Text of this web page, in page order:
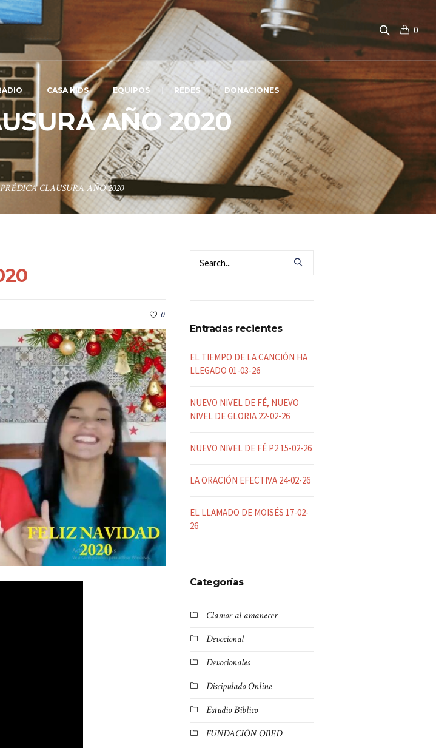
0
CASA KIDS EQUIPOS REDES DONACIONES
AÑO 2020
PRÉDICA CLAUSURA AÑO 2020
0
Entradas recientes
EL TIEMPO DE LA CANCIÓN HA
LLEGADO 01-03-26
NUEVO NIVEL DE FÉ, NUEVO
NIVEL DE GLORIA 22-02-26
NUEVO NIVEL DE FÉ P2 15-02-26
LA ORACIÓN EFECTIVA 24-02-26
EL LLAMADO DE MOISÉS 17-02-
26
Categorías
Clamor al amanecer
Devocional
Devocionales
Discipulado Online
Estudio Bíblico
FUNDACIÓN OBED